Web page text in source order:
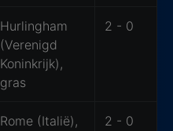
Hurlingham
(Verenigd
Koninkrijk),
gras
2 - 0
Rome (Italië),
2 - 0